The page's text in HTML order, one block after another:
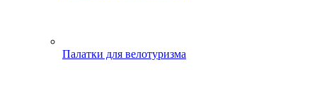
Палатки для велотуризма